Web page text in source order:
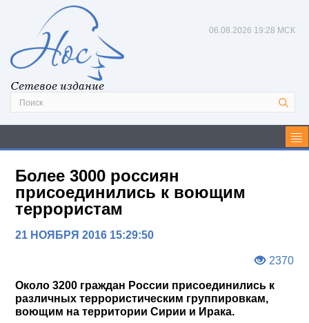
Сетевое издание
06.08.2026 19:28 МСК
Более 3000 россиян
присоединились к воющим
террористам
21 НОЯБРЯ 2016 15:29:50
2370
Около 3200 граждан России присоединились к
различных террористическим группировкам,
воющим на территории Сирии и Ирака.